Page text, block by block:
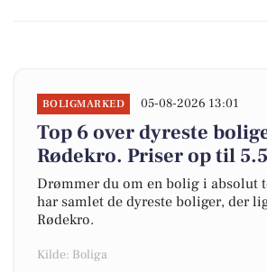
BOLIGMARKED 05-08-2026 13:01
Top 6 over dyreste
Rødekro. Priser op til
Drømmer du om en bolig i absolut
har samlet de dyreste boliger, der
Rødekro.
Kilde: Boliga